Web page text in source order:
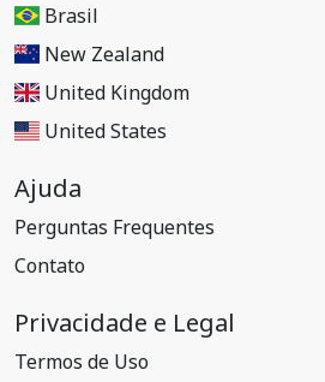
Brasil
New Zealand
United Kingdom
United States
Ajuda
Perguntas Frequentes
Contato
Privacidade e Legal
Termos de Uso